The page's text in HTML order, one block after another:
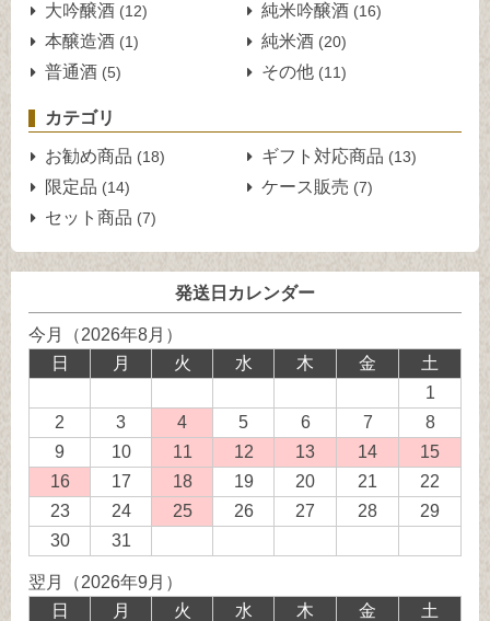
大吟醸酒 (12) 純米吟醸酒 (16)
本醸造酒 (1) 純米酒 (20)
普通酒 (5) その他 (11)
カテゴリ
お勧め商品 (18) ギフト対応商品 (13)
限定品 (14) ケース販売 (7)
セット商品 (7)
発送日カレンダー
今月（2026年8月）
日
月 火 水 木 金
土
1
2
3 4
送
業
務
休
日
5 6 7
8
9
10 11
務
休
12
務
休
13
務
休
14
務
休
15
務
休
16発
業
務
休
17 18発
送
務
19 20 21
22
23
24 25発
26 27 28
29
30
31
翌月（2026年9月）
日
月 火 水 木 金
土